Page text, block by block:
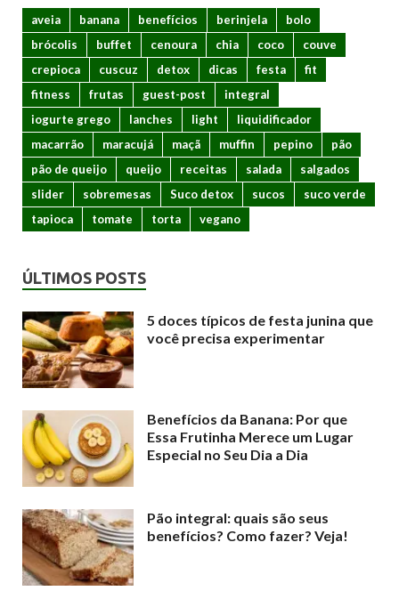
aveia banana benefícios berinjela
bolo
brócolis
buffet cenoura chia coco
couve
crepioca
cuscuz detox dicas festa
fit
fitness
frutas guest-post
integral
iogurte grego
lanches light
liquidificador
macarrão
maracujá maçã muffin pepino
pão
pão de queijo
queijo receitas salada
salgados
slider
sobremesas Suco detox sucos
suco verde
tapioca
tomate torta vegano
ÚLTIMOS POSTS
5 doces típicos de festa junina que
você precisa experimentar
Benefícios da Banana: Por que
Essa Frutinha Merece um Lugar
Especial no Seu Dia a Dia
Pão integral: quais são seus
benefícios? Como fazer? Veja!